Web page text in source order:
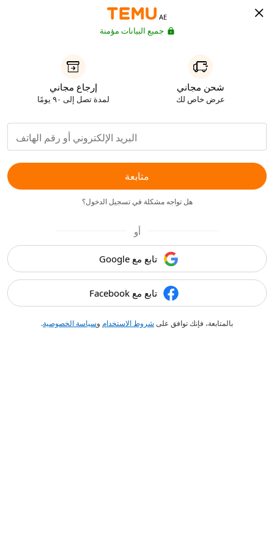
AE
جميع البيانات مؤمنة
شحن مجاني
عرض خاص لك
إرجاع مجاني
لمدة تصل إلى ٩٠ يومًا
متابعة
هل تواجه مشكلة في تسجيل الدخول؟
أو
تابع مع Google
تابع مع Facebook
بالمتابعة، فإنك توافق على شروط الاستخدام وسياسة الخصوصية.